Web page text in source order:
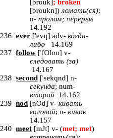
[brouk] ; broken
[broukn]) ломать(ся);
n- пролом; перерыв
14.192
236 ever ['evq] adv- когда-
либо
14.169
237 follow ['fOlou] v-
следовать (за)
14.167
238 second ['sekqnd] n-
секунда; num-
второй 14.162
239 nod [nOd] v- кивать
головой; n- кивок
14.157
240 meet [mJt] v- (met; met)